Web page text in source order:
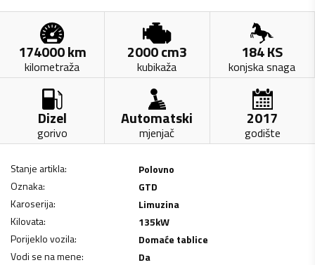
174000km
kilometraža
2000cm3
kubikaža
184KS
konjska snaga
Dizel
gorivo
Automatski
mjenjač
2017
godište
Stanje artikla:
Polovno
Oznaka:
GTD
Karoserija:
Limuzina
Kilovata: 135kW
Porijeklo vozila:
Domaće tablice
Vodi se na mene:
Da